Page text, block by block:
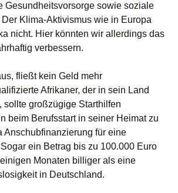
Gesundheitsvorsorge sowie soziale
Klima-Aktivismus wie in Europa
nicht. Hier könnten wir allerdings das
verbessern.
fließt kein Geld mehr
Afrikaner, der in sein Land
sollte großzügige Starthilfen
beim Berufsstart in seiner Heimat zu
Anschubfinanzierung für eine
ein Betrag bis zu 100.000 Euro
Monaten billiger als eine
in Deutschland.